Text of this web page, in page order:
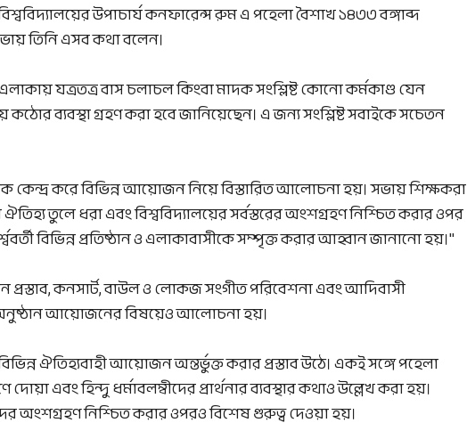
উপাচার্য কনফারেন্স রুম এ পহেলা বৈশাখ ১৪৩৩ বঙ্গাব্দ
তিনি এসব কথা বলেন।
যত্রতত্র বাস চলাচল কিংবা মাদক সংশ্লিষ্ট কোনো কর্মকাণ্ড যেন
ব্যবস্থা গ্রহণ করা হবে জানিয়েছেন। এ জন্য সংশ্লিষ্ট সবাইকে সচেতন
কেন্দ্র করে বিভিন্ন আয়োজন নিয়ে বিস্তারিত আলোচনা হয়। সভায় শিক্ষকরা
তুলে ধরা এবং বিশ্ববিদ্যালয়ের সর্বস্তরের অংশগ্রহণ নিশ্চিত করার ওপর
বিভিন্ন প্রতিষ্ঠান ও এলাকাবাসীকে সম্পৃক্ত করার আহ্বান জানানো হয়।"
কনসার্ট, বাউল ও লোকজ সংগীত পরিবেশনা এবং আদিবাসী
অনুষ্ঠান আয়োজনের বিষয়েও আলোচনা হয়।
ঐতিহ্যবাহী আয়োজন অন্তর্ভুক্ত করার প্রস্তাব উঠে। একই সঙ্গে পহেলা
এবং হিন্দু ধর্মাবলম্বীদের প্রার্থনার ব্যবস্থার কথাও উল্লেখ করা হয়।
অংশগ্রহণ নিশ্চিত করার ওপরও বিশেষ গুরুত্ব দেওয়া হয়।